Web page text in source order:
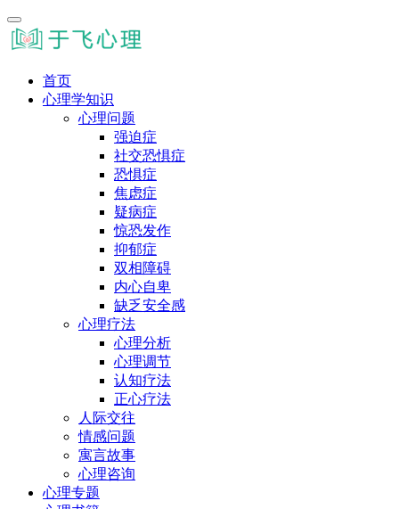
首页
心理学知识
心理问题
强迫症
社交恐惧症
恐惧症
焦虑症
疑病症
惊恐发作
抑郁症
双相障碍
内心自卑
缺乏安全感
心理疗法
心理分析
心理调节
认知疗法
正心疗法
人际交往
情感问题
寓言故事
心理咨询
心理专题